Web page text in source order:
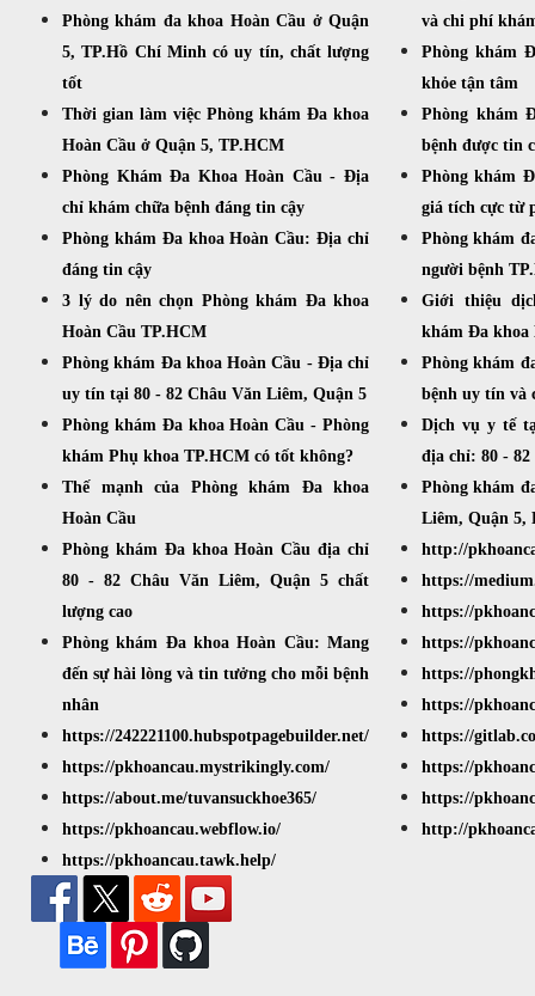
Phòng khám đa khoa Hoàn Cầu ở Quận
5, TP.Hồ Chí Minh có uy tín, chất lượng
tốt
Thời gian làm việc Phòng khám Đa khoa
Hoàn Cầu ở Quận 5, TP.HCM
Phòng Khám Đa Khoa Hoàn Cầu - Địa
chỉ khám chữa bệnh đáng tin cậy
Phòng khám Đa khoa Hoàn Cầu: Địa chỉ
đáng tin cậy
3 lý do nên chọn Phòng khám Đa khoa
Hoàn Cầu TP.HCM
Phòng khám Đa khoa Hoàn Cầu - Địa chỉ
uy tín tại 80 - 82 Châu Văn Liêm, Quận 5
Phòng khám Đa khoa Hoàn Cầu - Phòng
khám Phụ khoa TP.HCM có tốt không?
Thế mạnh của Phòng khám Đa khoa
Hoàn Cầu
Phòng khám Đa khoa Hoàn Cầu địa chỉ
80 - 82 Châu Văn Liêm, Quận 5 chất
lượng cao
Phòng khám Đa khoa Hoàn Cầu: Mang
đến sự hài lòng và tin tưởng cho mỗi bệnh
nhân
https://242221100.hubspotpagebuilder.net/
https://pkhoancau.mystrikingly.com/
https://about.me/tuvansuckhoe365/
https://pkhoancau.webflow.io/
https://pkhoancau.tawk.help/
và chi phí
Phòng khám
khỏe tận tâm
Phòng khám
bệnh được tin
Phòng khám
giá tích cực từ
Phòng khám
người bệnh
Giới thiệu
khám Đa khoa
Phòng khám
bệnh uy tín và
Dịch vụ y tế
địa chỉ: 80 -
Phòng khám
Liêm, Quận 5,
http://
https://
https://
https://
https://
https://
https://
https://
https://
http://